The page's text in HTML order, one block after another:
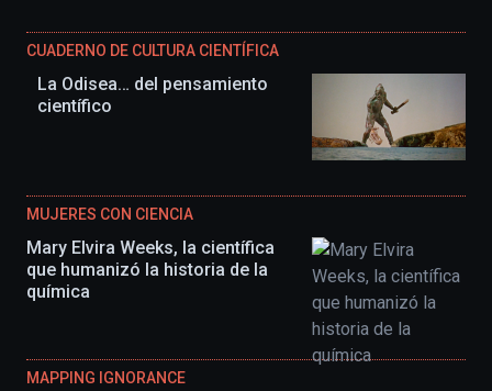
CUADERNO DE CULTURA CIENTÍFICA
La Odisea… del pensamiento
científico
MUJERES CON CIENCIA
Mary Elvira Weeks, la científica
que humanizó la historia de la
química
MAPPING IGNORANCE